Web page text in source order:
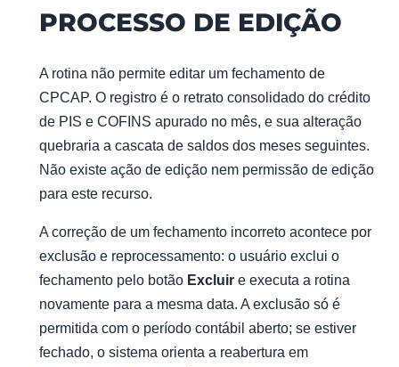
PROCESSO DE EDIÇÃO
A rotina não permite editar um fechamento de
CPCAP. O registro é o retrato consolidado do crédito
de PIS e COFINS apurado no mês, e sua alteração
quebraria a cascata de saldos dos meses seguintes.
Não existe ação de edição nem permissão de edição
para este recurso.
A correção de um fechamento incorreto acontece por
exclusão e reprocessamento: o usuário exclui o
fechamento pelo botão Excluir e executa a rotina
novamente para a mesma data. A exclusão só é
permitida com o período contábil aberto; se estiver
fechado, o sistema orienta a reabertura em